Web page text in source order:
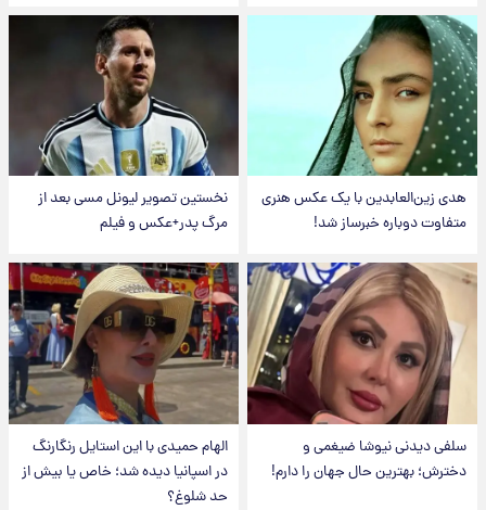
هدی زین‌العابدین با یک عکس هنری
متفاوت دوباره خبرساز شد!
نخستین تصویر لیونل مسی بعد از
مرگ پدر+عکس و فیلم
سلفی دیدنی نیوشا ضیغمی و
دخترش؛ بهترین حال جهان را دارم!
الهام حمیدی با این استایل رنگارنگ
در اسپانیا دیده شد؛ خاص یا بیش از
حد شلوغ؟